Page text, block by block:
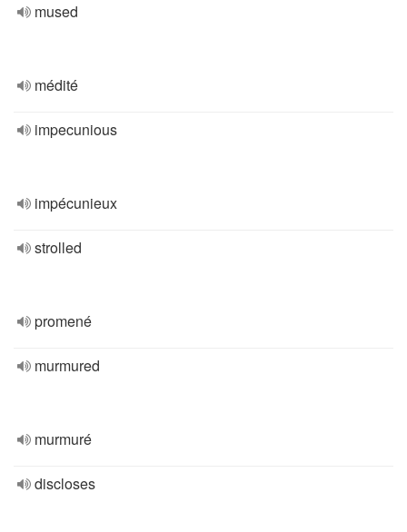
mused
médité
impecunious
impécunieux
strolled
promené
murmured
murmuré
discloses